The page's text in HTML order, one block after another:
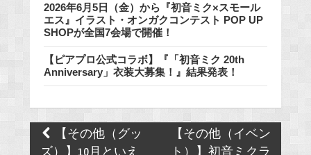
2026年6月5日（金）から『初音ミク×スモール
エス』イラスト・オンガクコンテスト POP UP
SHOPが全国7会場で開催！
【ピアプロ公式コラボ】『「初音ミク 20th
Anniversary」衣装大募集！』結果発表！
Post【その他（グッ
ズ）】10月といえ
【その他（イベン
ト）】初音ミクラ